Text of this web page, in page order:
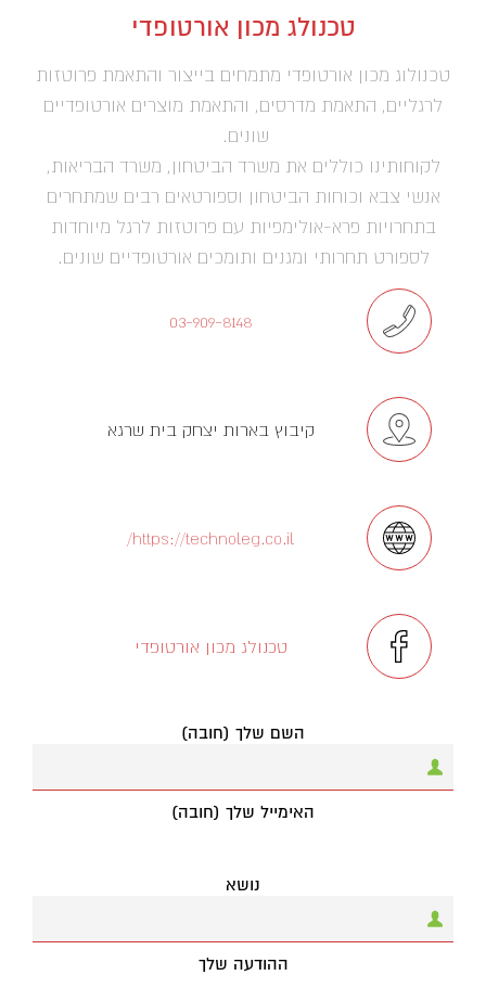
טכנולג מכון אורטופדי
טכנולוג מכון אורטופדי מתמחים בייצור והתאמת פרוטזות
לרגליים, התאמת מדרסים, והתאמת מוצרים אורטופדיים
שונים.
לקוחותינו כוללים את משרד הביטחון, משרד הבריאות,
אנשי צבא וכוחות הביטחון וספורטאים רבים שמתחרים
בתחרויות פרא-אולימפיות עם פרוטזות לרגל מיוחדות
לספורט תחרותי ומגנים ותומכים אורטופדיים שונים.
03-909-8148
קיבוץ בארות יצחק בית שרגא
https://technoleg.co.il/
טכנולג מכון אורטופדי
השם שלך (חובה)
האימייל שלך (חובה)
נושא
ההודעה שלך